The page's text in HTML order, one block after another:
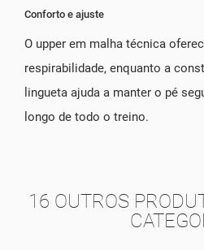
Conforto e ajuste
O upper em malha técnica
respirabilidade, enquanto a
lingueta ajuda a manter o pé
longo de todo o treino.
16 OUTROS